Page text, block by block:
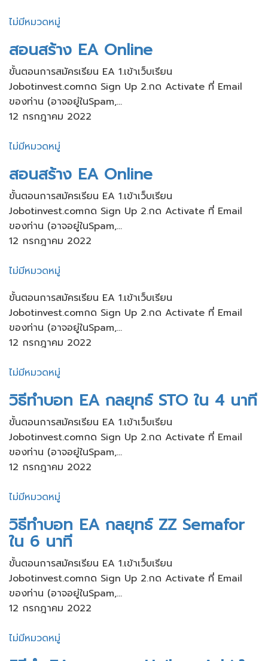
ไม่มีหมวดหมู่
สอนสร้าง​ EA Online
ขั้นตอนการสมัครเรียน​ EA 1.เข้าเว็บ​เรียน
Jobotinvest.comกด Sign Up 2.กด Activate ที่ Email
ของท่าน​ (อาจอยู่ใน​Spam,...
12 กรกฎาคม 2022
ไม่มีหมวดหมู่
สอนสร้าง​ EA Online
ขั้นตอนการสมัครเรียน​ EA 1.เข้าเว็บ​เรียน
Jobotinvest.comกด Sign Up 2.กด Activate ที่ Email
ของท่าน​ (อาจอยู่ใน​Spam,...
12 กรกฎาคม 2022
ไม่มีหมวดหมู่
ขั้นตอนการสมัครเรียน​ EA 1.เข้าเว็บ​เรียน
Jobotinvest.comกด Sign Up 2.กด Activate ที่ Email
ของท่าน​ (อาจอยู่ใน​Spam,...
12 กรกฎาคม 2022
ไม่มีหมวดหมู่
วิธีทำบอท EA กลยุทธ์ STO ใน 4 นาที
ขั้นตอนการสมัครเรียน​ EA 1.เข้าเว็บ​เรียน
Jobotinvest.comกด Sign Up 2.กด Activate ที่ Email
ของท่าน​ (อาจอยู่ใน​Spam,...
12 กรกฎาคม 2022
ไม่มีหมวดหมู่
วิธีทำบอท EA กลยุทธ์ ZZ Semafor
ใน 6 นาที
ขั้นตอนการสมัครเรียน​ EA 1.เข้าเว็บ​เรียน
Jobotinvest.comกด Sign Up 2.กด Activate ที่ Email
ของท่าน​ (อาจอยู่ใน​Spam,...
12 กรกฎาคม 2022
ไม่มีหมวดหมู่